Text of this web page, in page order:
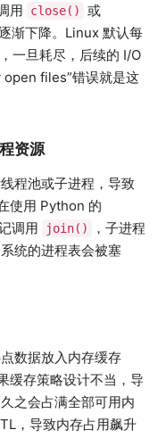
用
close() 或
渐下降。Linux 默认每
一旦耗尽，后续的 I/O
open files”错误就是这
资源
程池或子进程，导致
使用 Python 的
调用 join()
，子进程
统的进程表会被塞
数据放入内存缓存
缓存策略设计不当，导
之会占满全部可用内
，导致内存占用飙升